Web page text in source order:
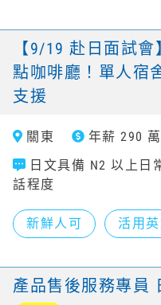
【9/19 赴日面試
點咖啡廳！單人宿
支援
關東
年薪 290
日文具備 N2 以上日
話程度
新鮮人可 活用
產品售後服務專員